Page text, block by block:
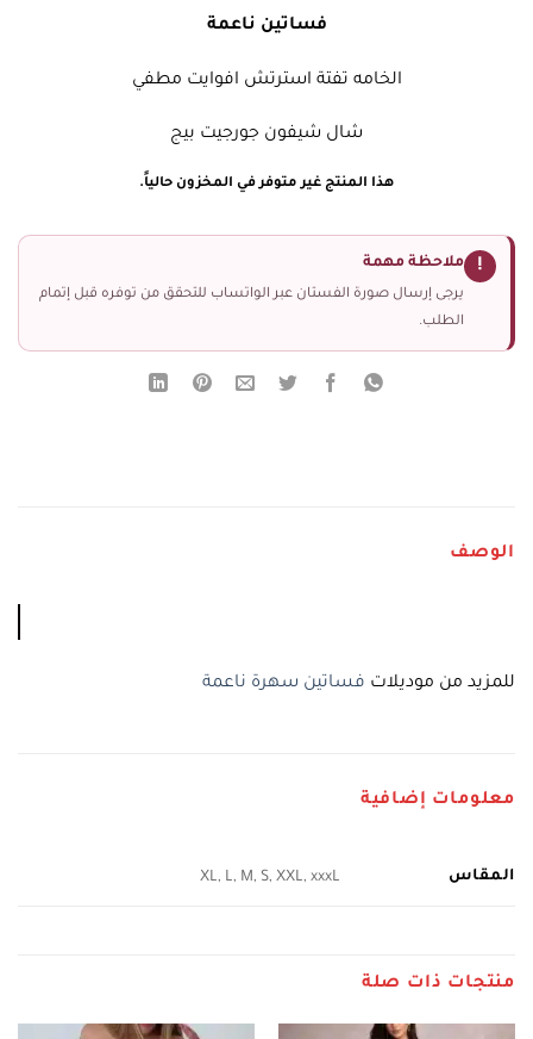
فساتين ناعمة
الخامه تفتة استرتش افوايت مطفي
شال شيفون جورجيت بيج
هذا المنتج غير متوفر في المخزون حالياً.
! ملاحظة مهمة
يرجى إرسال صورة الفستان عبر الواتساب للتحقق من توفره قبل إتمام
الطلب.
الوصف
للمزيد من موديلات فساتين سهرة ناعمة
معلومات إضافية
المقاس XL, L, M, S, XXL, xxxL
منتجات ذات صلة